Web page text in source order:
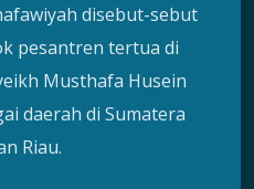
disebut-sebut
pesantren tertua di
Musthafa Husein
daerah di Sumatera
Riau.